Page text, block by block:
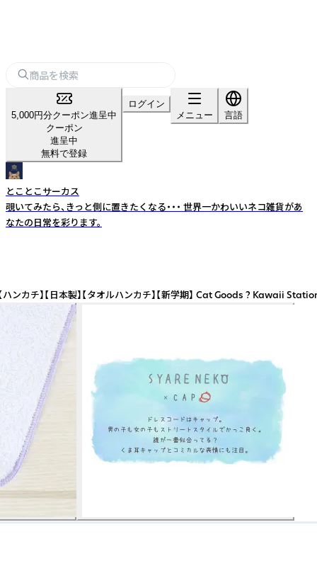
5,000円分クーポン進呈中
クーポン
進呈中
無料で登録
ログイン
メニュー
言語
とことこサーカス
覗いてみたら、きっと側に置きたくなる・・・ 世界一かわいいネコ雑貨があ
なたの日常を彩ります。
【ハンカチ】【日本製】【タオルハンカチ】【新学期】 Cat Goods ?